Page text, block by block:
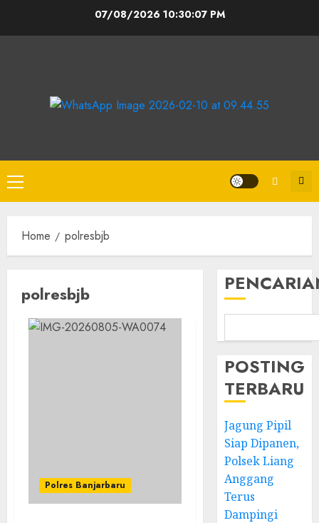
07/08/2026 10:30:08 PM
Home polresbjb
polresbjb
Polres Banjarbaru
POSTING
TERBARU
Jagung Pipil
Siap Dipanen,
Polsek Liang
Anggang
Terus
Dampingi